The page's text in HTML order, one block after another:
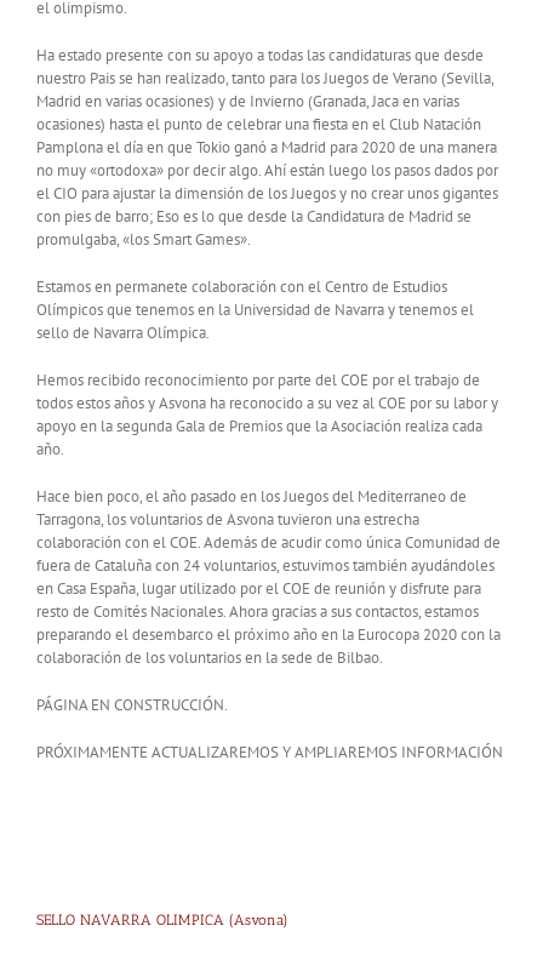
el olimpismo.
Ha estado presente con su apoyo a todas las candidaturas que desde
nuestro Pais se han realizado, tanto para los Juegos de Verano (Sevilla,
Madrid en varias ocasiones) y de Invierno (Granada, Jaca en varias
ocasiones) hasta el punto de celebrar una fiesta en el Club Natación
Pamplona el día en que Tokio ganó a Madrid para 2020 de una manera
no muy «ortodoxa» por decir algo. Ahí están luego los pasos dados por
el CIO para ajustar la dimensión de los Juegos y no crear unos gigantes
con pies de barro; Eso es lo que desde la Candidatura de Madrid se
promulgaba, «los Smart Games».
Estamos en permanete colaboración con el Centro de Estudios
Olímpicos que tenemos en la Universidad de Navarra y tenemos el
sello de Navarra Olímpica.
Hemos recibido reconocimiento por parte del COE por el trabajo de
todos estos años y Asvona ha reconocido a su vez al COE por su labor y
apoyo en la segunda Gala de Premios que la Asociación realiza cada
año.
Hace bien poco, el año pasado en los Juegos del Mediterraneo de
Tarragona, los voluntarios de Asvona tuvieron una estrecha
colaboración con el COE. Además de acudir como única Comunidad de
fuera de Cataluña con 24 voluntarios, estuvimos también ayudándoles
en Casa España, lugar utilizado por el COE de reunión y disfrute para
resto de Comités Nacionales. Ahora gracias a sus contactos, estamos
preparando el desembarco el próximo año en la Eurocopa 2020 con la
colaboración de los voluntarios en la sede de Bilbao.
PÁGINA EN CONSTRUCCIÓN.
PRÓXIMAMENTE ACTUALIZAREMOS Y AMPLIAREMOS INFORMACIÓN
SELLO NAVARRA OLIMPICA (Asvona)